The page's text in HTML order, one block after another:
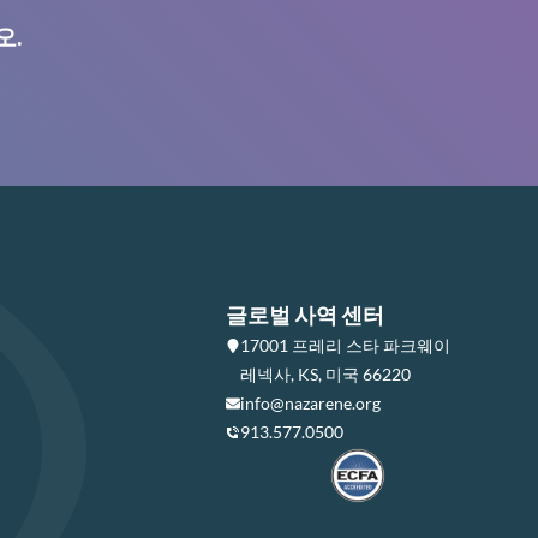
.
글로벌 사역 센터
17001 프레리 스타 파크웨이
레넥사, KS, 미국 66220
info@nazarene.org
913.577.0500